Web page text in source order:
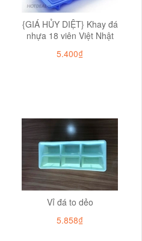
{GIÁ HỦY DIỆT} Khay đá
nhựa 18 viên Việt Nhật
5.400₫
Vỉ đá to dẻo
5.858₫